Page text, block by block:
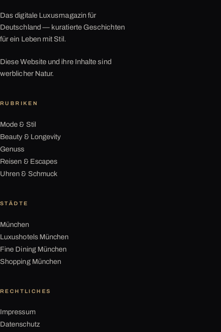
Das digitale Luxusmagazin für
Deutschland — kuratierte Geschichten
für ein Leben mit Stil.
Diese Website und ihre Inhalte sind
werblicher Natur.
RUBRIKEN
Mode & Stil
Beauty & Longevity
Genuss
Reisen & Escapes
Uhren & Schmuck
STÄDTE
München
Luxushotels München
Fine Dining München
Shopping München
RECHTLICHES
Impressum
Datenschutz